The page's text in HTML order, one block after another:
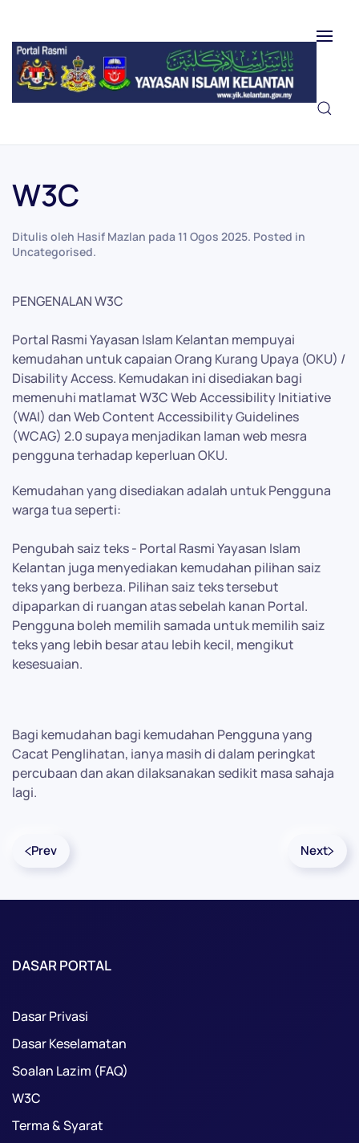
Skip to main content
W3C
Ditulis oleh Hasif Mazlan pada 11 Ogos 2025. Posted in
Uncategorised.
PENGENALAN W3C
Portal Rasmi Yayasan Islam Kelantan mempuyai
kemudahan untuk capaian Orang Kurang Upaya (OKU) /
Disability Access. Kemudakan ini disediakan bagi
memenuhi matlamat W3C Web Accessibility Initiative
(WAI) dan Web Content Accessibility Guidelines
(WCAG) 2.0 supaya menjadikan laman web mesra
pengguna terhadap keperluan OKU.
Kemudahan yang disediakan adalah untuk Pengguna
warga tua seperti:
Pengubah saiz teks - Portal Rasmi Yayasan Islam
Kelantan juga menyediakan kemudahan pilihan saiz
teks yang berbeza. Pilihan saiz teks tersebut
dipaparkan di ruangan atas sebelah kanan Portal.
Pengguna boleh memilih samada untuk memilih saiz
teks yang lebih besar atau lebih kecil, mengikut
kesesuaian.
Bagi kemudahan bagi kemudahan Pengguna yang
Cacat Penglihatan, ianya masih di dalam peringkat
percubaan dan akan dilaksanakan sedikit masa sahaja
lagi.
Prev Next
DASAR PORTAL
Dasar Privasi
Dasar Keselamatan
Soalan Lazim (FAQ)
W3C
Terma & Syarat